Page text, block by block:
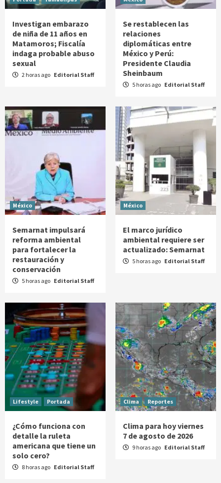
Investigan embarazo
de niña de 11 años en
Matamoros; Fiscalía
indaga probable abuso
sexual
2 horas ago Editorial Staff
Se restablecen las
relaciones
diplomáticas entre
México y Perú:
Presidente Claudia
Sheinbaum
5 horas ago Editorial Staff
México
Semarnat impulsará
reforma ambiental
para fortalecer la
restauración y
conservación
5 horas ago Editorial Staff
México
El marco jurídico
ambiental requiere ser
actualizado: Semarnat
5 horas ago Editorial Staff
Lifestyle Portada
¿Cómo funciona con
detalle la ruleta
americana que tiene un
solo cero?
8 horas ago Editorial Staff
Clima Reportes
Clima para hoy viernes
7 de agosto de 2026
9 horas ago Editorial Staff